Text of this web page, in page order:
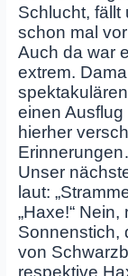
Schlucht, fällt
schon mal
Auch da war
extrem.
einen
hierher
Unser
laut:
„Haxe!“
Sonnenstich,
von